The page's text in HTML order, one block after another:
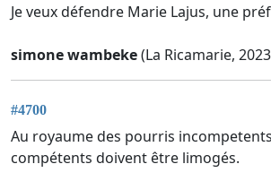
Je veux défendre Marie Lajus, une
simone wambeke(La Ricamarie,
#4700
Au royaume des pourris
compétents doivent être limogés.